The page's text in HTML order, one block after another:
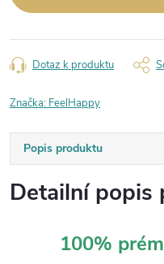
Dotaz k produktu
Značka: FeelHappy
Popis produktu
Detailní popis
100%